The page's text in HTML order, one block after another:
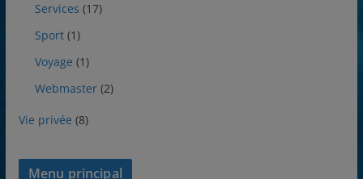
Services (17)
Sport(1)
Voyage (1)
Webmaster(2)
Vie privée (8)
Menu principal